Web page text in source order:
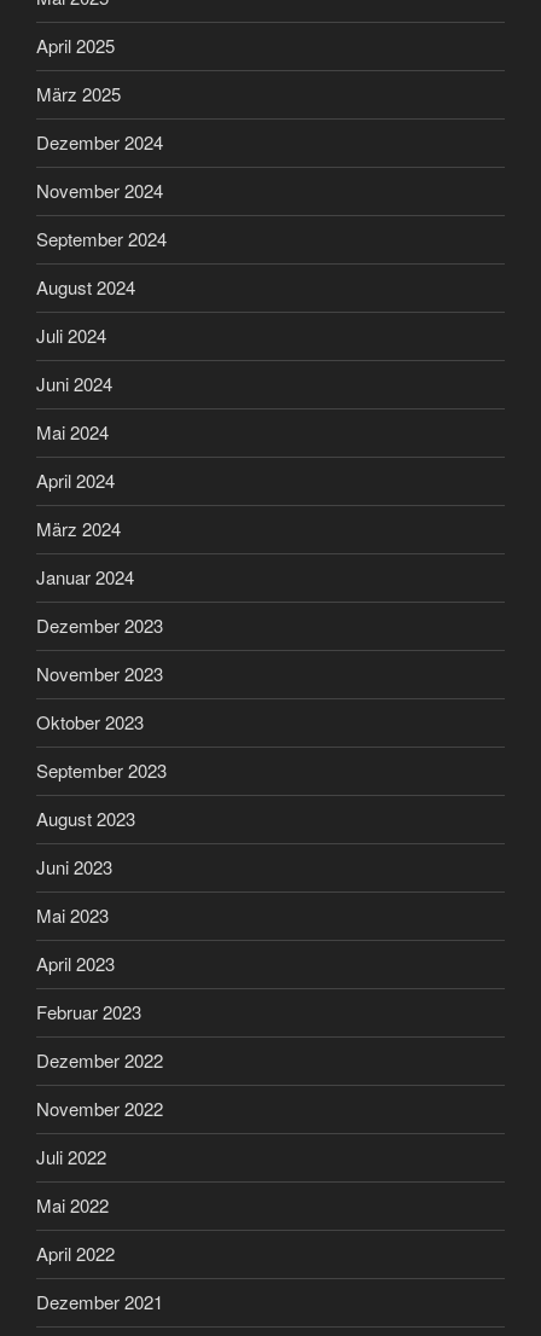
April 2025
März 2025
Dezember 2024
November 2024
September 2024
August 2024
Juli 2024
Juni 2024
Mai 2024
April 2024
März 2024
Januar 2024
Dezember 2023
November 2023
Oktober 2023
September 2023
August 2023
Juni 2023
Mai 2023
April 2023
Februar 2023
Dezember 2022
November 2022
Juli 2022
Mai 2022
April 2022
Dezember 2021